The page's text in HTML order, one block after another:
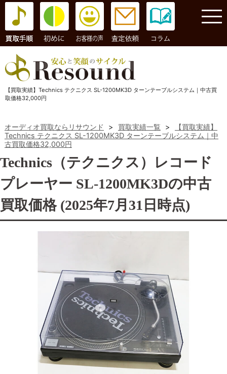
コラム
【買取実績】Technics テクニクス SL-1200MK3D ターンテーブルシステム｜中古買
取価格32,000円
オーディオ買取ならリサウンド > 買取実績一覧 >
【買取実績】
Technics テクニクス SL-1200MK3D ターンテーブルシステム｜中
古買取価格32,000円
Technics（テクニクス）レコード
プレーヤー SL-1200MK3Dの中古
買取価格 (2025年7月31日時点)